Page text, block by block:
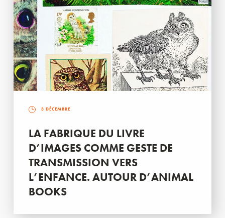
3 DÉCEMBRE
LA FABRIQUE DU LIVRE
D’IMAGES COMME GESTE DE
TRANSMISSION VERS
L’ENFANCE. AUTOUR D’ANIMAL
BOOKS